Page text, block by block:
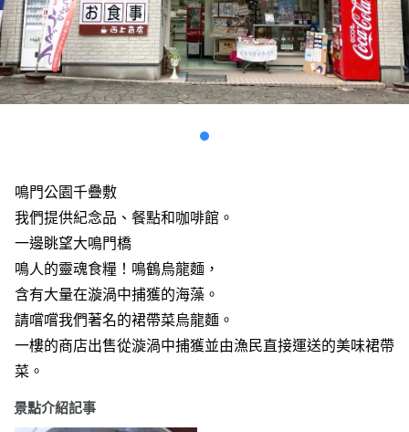
鳴門公園千疊敷
我們提供紀念品、餐點和咖啡館。
一邊眺望大鳴門橋
鳴人的靈魂食糧！鳴鶴烏龍麵，
含有大量在漩渦中捕獲的海藻。
請嚐嚐我們著名的裙帶菜烏龍麵。
一樓的商店出售從漩渦中捕獲並由漁民直接運送的美味裙帶
菜。
景點介紹記事